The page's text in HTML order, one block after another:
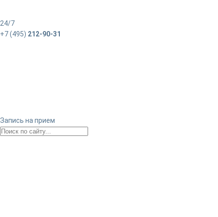
24/7
+7 (495) 212-90-31
Запись на прием